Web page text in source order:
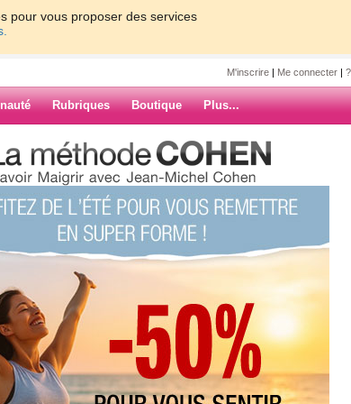
pour vous proposer des services
M'inscrire | Me connecter |
Rubriques Boutique Plus...
pour éviter la
prendre
ARCHIVES